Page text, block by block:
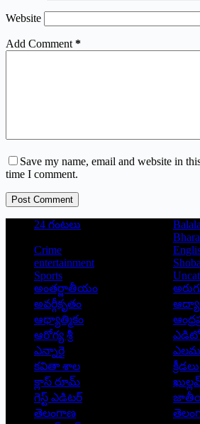
Website
Add Comment *
Save my name, email and website in
time I comment.
Post Comment
24 గంటలు
Crime
entertainment
Shoba
Sports
అంతర్జాతీయం
అవర్గీకృతం
ఆధ్యాత్మికం
ఆరోగ్య శ్రీ
ఎన్నారై
కవితా శాల
క్రీడలు
క్లాస్ రూమ్
గెస్ట్ ఎడిటర్
తెలంగాణ